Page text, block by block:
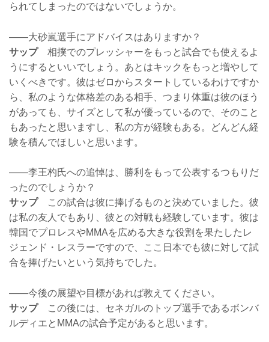
られてしまったのではないでしょうか。
——大砂嵐選手にアドバイスはありますか？
サップ相撲でのプレッシャーをもっと試合でも使えるよ
うにするといいでしょう。あとはキックをもっと増やして
いくべきです。彼はゼロからスタートしているわけですか
ら、私のような体格差のある相手、つまり体重は彼のほう
があっても、サイズとして私が優っているので、そのこと
もあったと思いますし、私の方が経験もある。どんどん経
験を積んでほしいと思います。
——李王杓氏への追悼は、勝利をもって公表するつもりだ
ったのでしょうか？
サップこの試合は彼に捧げるものと決めていました。彼
は私の友人でもあり、彼との対戦も経験しています。彼は
韓国でプロレスやMMAを広める大きな役割を果たしたレ
ジェンド・レスラーですので、ここ日本でも彼に対して試
合を捧げたいという気持ちでした。
——今後の展望や目標があれば教えてください。
サップこの後には、セネガルのトップ選手であるボンバ
ルディエとMMAの試合予定があると思います。